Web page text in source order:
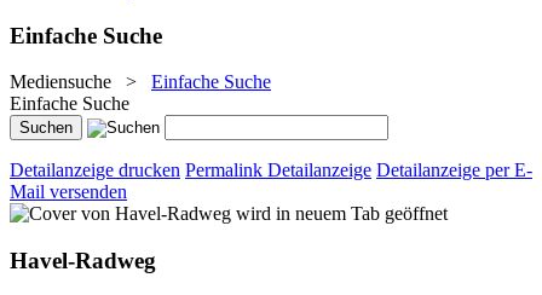
Einfache Suche
Mediensuche > Einfache Suche
Einfache Suche
Detailanzeige drucken Permalink Detailanzeige Detailanzeige per E-
Mail versenden
wird in neuem Tab geöffnet
Havel-Radweg